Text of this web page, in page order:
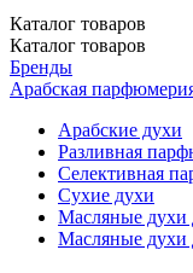
Каталог товаров
Каталог товаров
Бренды
Арабская
Арабские духи
Разливная
Селективная
Сухие духи
Масляные духи
Масляные